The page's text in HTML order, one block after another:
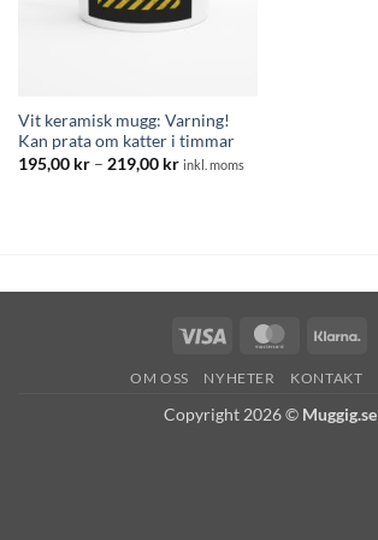
Vit keramisk mugg: Varning!
Kan prata om katter i timmar
195,00 kr – 219,00 krPrisintervall:
inkl. moms
Visa MasterCard
OM OSS NYHETER KONTAKT
Copyright 2026 © Muggig.se